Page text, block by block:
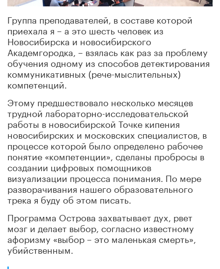
Группа преподавателей, в составе которой
приехала я – а это шесть человек из
Новосибирска и новосибирского
Академгородка, – взялась как раз за проблему
обучения одному из способов детектирования
коммуникативных (рече-мыслительных)
компетенций.
Этому предшествовало несколько месяцев
трудной лабораторно-исследовательской
работы в новосибирской Точке кипения
новосибирских и московских специалистов, в
процессе которой было определено рабочее
понятие «компетенции», сделаны пробросы в
создании цифровых помощников
визуализации процесса понимания. По мере
разворачивания нашего образовательного
трека я буду об этом писать.
Программа Острова захватывает дух, рвет
мозг и делает выбор, согласно известному
афоризму «выбор – это маленькая смерть»,
убийственным.